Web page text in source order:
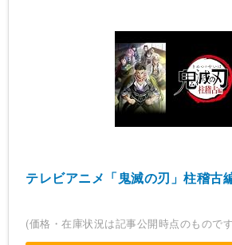
テレビアニメ「鬼滅の刃」柱稽古
(価格・在庫状況は記事公開時点のもので